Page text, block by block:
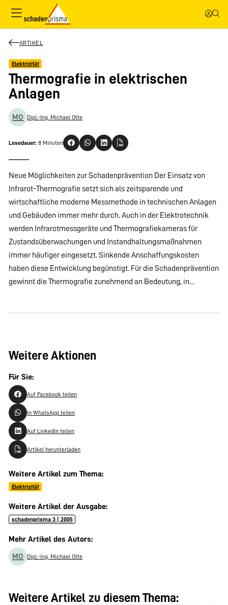
ARTIKEL
Elektrizität
Thermografie in elektrischen
Anlagen
MO Dipl.-Ing. Michael Otte
Lesedauer: 8 Minuten
Neue Möglichkeiten zur Schadenprävention Der Einsatz von
Infrarot-Thermografie setzt sich als zeitsparende und
wirtschaftliche moderne Messmethode in technischen Anlagen
und Gebäuden immer mehr durch. Auch in der Elektrotechnik
werden Infrarotmessgeräte und Thermografiekameras für
Zustandsüberwachungen und Instandhaltungsmaßnahmen
immer häufiger eingesetzt. Sinkende Anschaffungskosten
haben diese Entwicklung begünstigt. Für die Schadenprävention
gewinnt die Thermografie zunehmend an Bedeutung, in…
Weitere Aktionen
Für Sie:
Auf Facebook teilen
In WhatsApp teilen
Auf LinkedIn teilen
Artikel herunterladen
Weitere Artikel zum Thema:
Elektrizität
Weitere Artikel der Ausgabe:
schadenprisma 3 | 2005
Mehr Artikel des Autors:
MO Dipl.-Ing. Michael Otte
Weitere Artikel zu diesem Thema: